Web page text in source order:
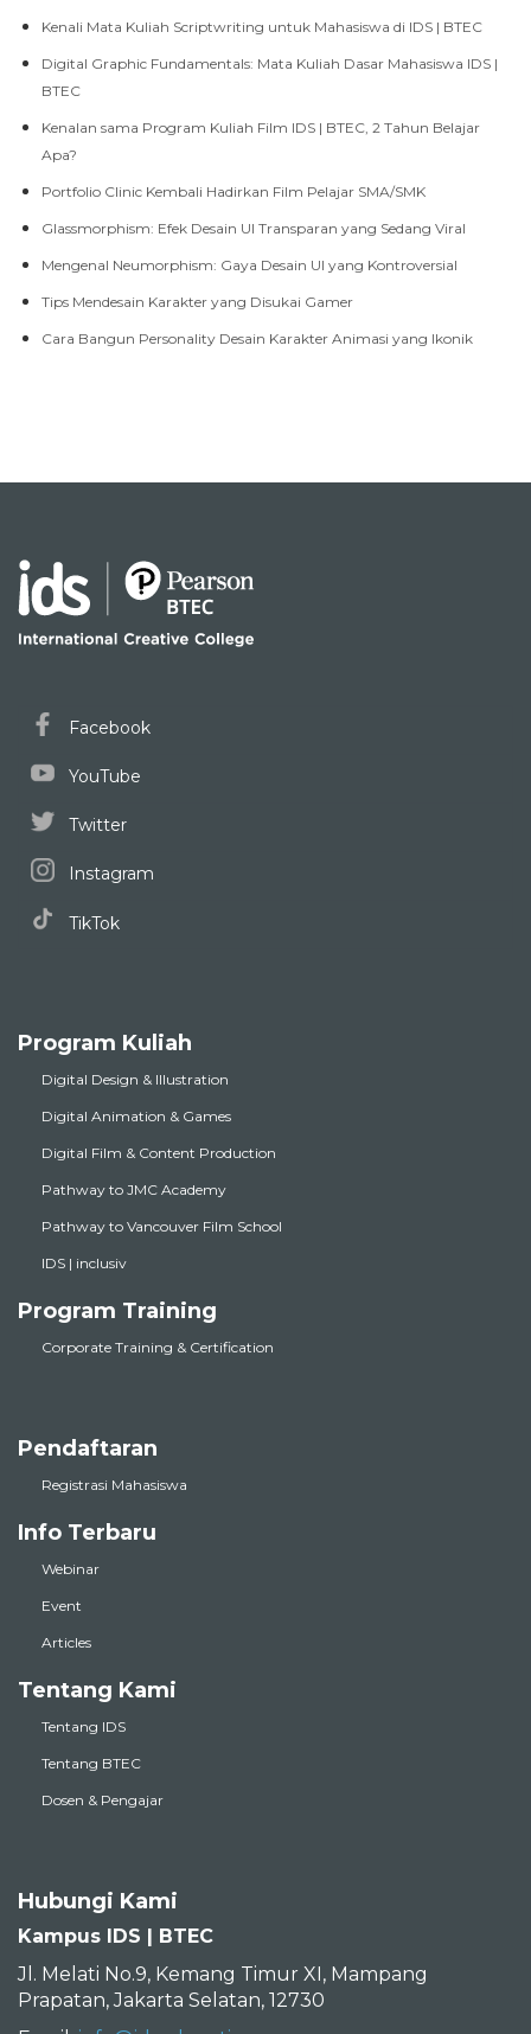
Kenali Mata Kuliah Scriptwriting untuk Mahasiswa di IDS | BTEC
Digital Graphic Fundamentals: Mata Kuliah Dasar Mahasiswa IDS |
BTEC
Kenalan sama Program Kuliah Film IDS | BTEC, 2 Tahun Belajar
Apa?
Portfolio Clinic Kembali Hadirkan Film Pelajar SMA/SMK
Glassmorphism: Efek Desain UI Transparan yang Sedang Viral
Mengenal Neumorphism: Gaya Desain UI yang Kontroversial
Tips Mendesain Karakter yang Disukai Gamer
Cara Bangun Personality Desain Karakter Animasi yang Ikonik
Facebook
YouTube
Twitter
Instagram
TikTok
Program Kuliah
Digital Design & Illustration
Digital Animation & Games
Digital Film & Content Production
Pathway to JMC Academy
Pathway to Vancouver Film School
IDS | inclusiv
Program Training
Corporate Training & Certification
Pendaftaran
Registrasi Mahasiswa
Info Terbaru
Webinar
Event
Articles
Tentang Kami
Tentang IDS
Tentang BTEC
Dosen & Pengajar
Hubungi Kami
Kampus IDS | BTEC
Jl. Melati No.9, Kemang Timur XI, Mampang
Prapatan, Jakarta Selatan, 12730